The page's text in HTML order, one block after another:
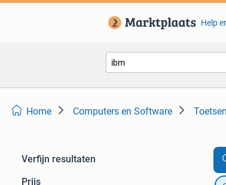
Help
Home Computers en Software
Verfijn resultaten
Prijs